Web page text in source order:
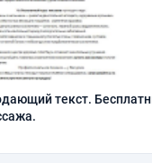
текст.